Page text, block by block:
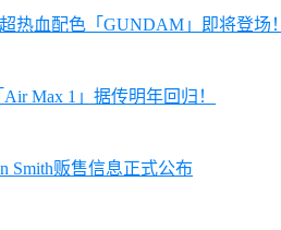
热血配色「GUNDAM」即将登场！
Max 1」据传明年回归！
Smith贩售信息正式公布